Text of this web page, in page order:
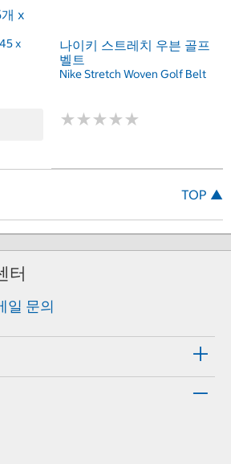
x
x
나이키 스트레치 우븐 골프
벨트
Nike Stretch Woven Golf Belt
★★★★★
★★★★★
TOP ▲
터
일 문의